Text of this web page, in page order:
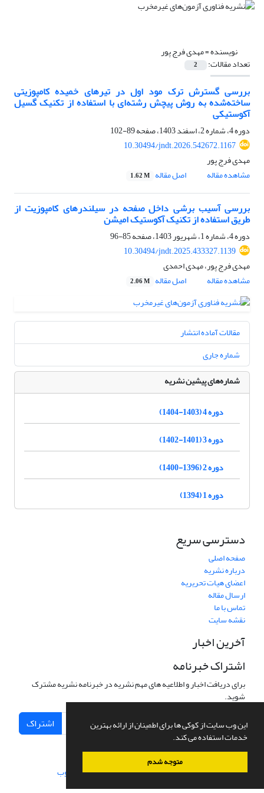
این وب سایت از کوکی ها برای اطمینان از ارائه بهترین
خدمات استفاده می کند.
متوجه شدم
نویسنده =مهدی فرج پور
تعداد مقالات: 2
بررسی گسترش ترک مود اول در تیرهای خمیده کامپوزیتی
ساخته‌شده به روش پیچش رشته‌ای با استفاده از تکنیک گسیل
آکوستیکی
دوره 4، شماره 2، اسفند 1403، صفحه
89-102
10.30494/jndt.2026.542672.1167
مهدی فرج پور
مشاهده مقاله
اصل مقاله 1.62 M
بررسی آسیب برشی داخل صفحه در سیلندرهای کامپوزیت از
طریق استفاده از تکنیک آکوستیک امیشن
دوره 4، شماره 1، شهریور 1403، صفحه
85-96
10.30494/jndt.2025.433327.1139
مهدی فرج پور، مهدی احمدی
مشاهده مقاله
اصل مقاله 2.06 M
مقالات آماده انتشار
شماره جاری
شماره‌های پیشین نشریه
دوره 4 (1403-1404)
دوره 3 (1401-1402)
دوره 2 (1396-1400)
دوره 1 (1394)
دسترسی سریع
صفحه اصلی
درباره نشریه
اعضای هیات تحریریه
ارسال مقاله
تماس با ما
نقشه سایت
آخرین اخبار
اشتراک خبرنامه
برای دریافت اخبار و اطلاعیه های مهم نشریه در خبرنامه نشریه مشترک
شوید.
اشتراک
سامانه مدیریت نشریات علمی.طراحی و پیاده سازی از سیناوب